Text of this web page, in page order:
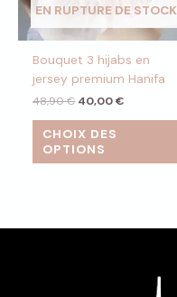
EN RUPTURE DE STOCK
Bouquet 3 hijabs en
jersey premium Hanifa
48,90€ 40,00€
CHOIX DES
OPTIONS